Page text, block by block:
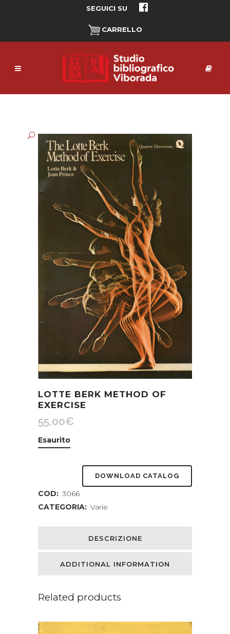
SEGUICI SU
CARRELLO
LOTTE BERK METHOD OF
EXERCISE
55,00€
Esaurito
DOWNLOAD CATALOG
COD: 3066
CATEGORIA: Varie
DESCRIZIONE
ADDITIONAL INFORMATION
Related products